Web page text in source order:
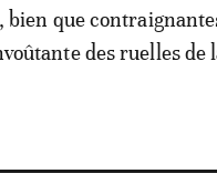
que
des ruelles de